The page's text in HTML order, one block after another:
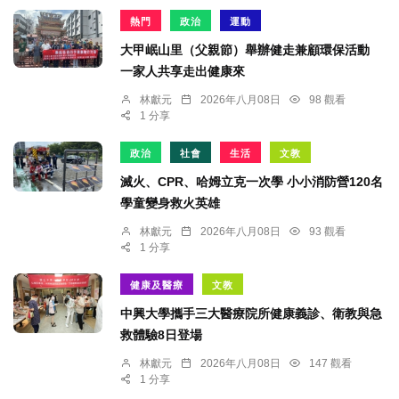
熱門 政治 運動
大甲岷山里（父親節）舉辦健走兼顧環保活動
一家人共享走出健康來
林獻元 2026年八月08日
98 觀看
1 分享
政治 社會 生活 文教
滅火、CPR、哈姆立克一次學 小小消防營120名
學童變身救火英雄
林獻元 2026年八月08日
93 觀看
1 分享
健康及醫療 文教
中興大學攜手三大醫療院所健康義診、衛教與急
救體驗8日登場
林獻元 2026年八月08日
147 觀看
1 分享